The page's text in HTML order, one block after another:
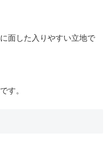
面した入りやすい立地で
す。